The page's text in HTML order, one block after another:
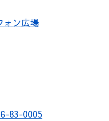
ォン広場
83-0005